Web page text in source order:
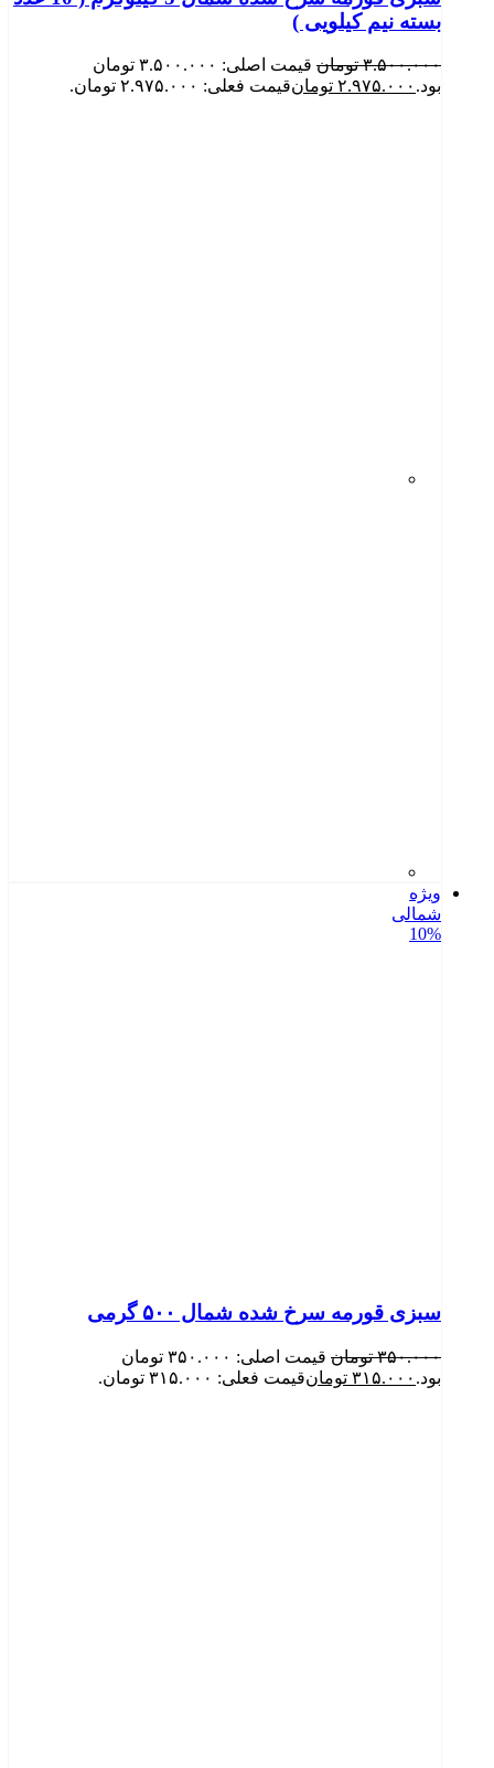
بسته نیم کیلویی )
۳.۵۰۰.۰۰۰ تومان
قیمت اصلی: ۳.۵۰۰.۰۰۰ تومان
بود. ۲.۹۷۵.۰۰۰ تومانقیمت فعلی: ۲.۹۷۵.۰۰۰ تومان.
ویژه
شمالی
10%
سبزی قورمه سرخ شده شمال ۵۰۰ گرمی
۳۵۰.۰۰۰ تومان
قیمت اصلی: ۳۵۰.۰۰۰ تومان
بود. ۳۱۵.۰۰۰ تومانقیمت فعلی: ۳۱۵.۰۰۰ تومان.